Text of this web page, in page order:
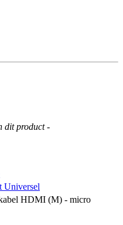
dit product -
Universel
HDMI (M) - micro